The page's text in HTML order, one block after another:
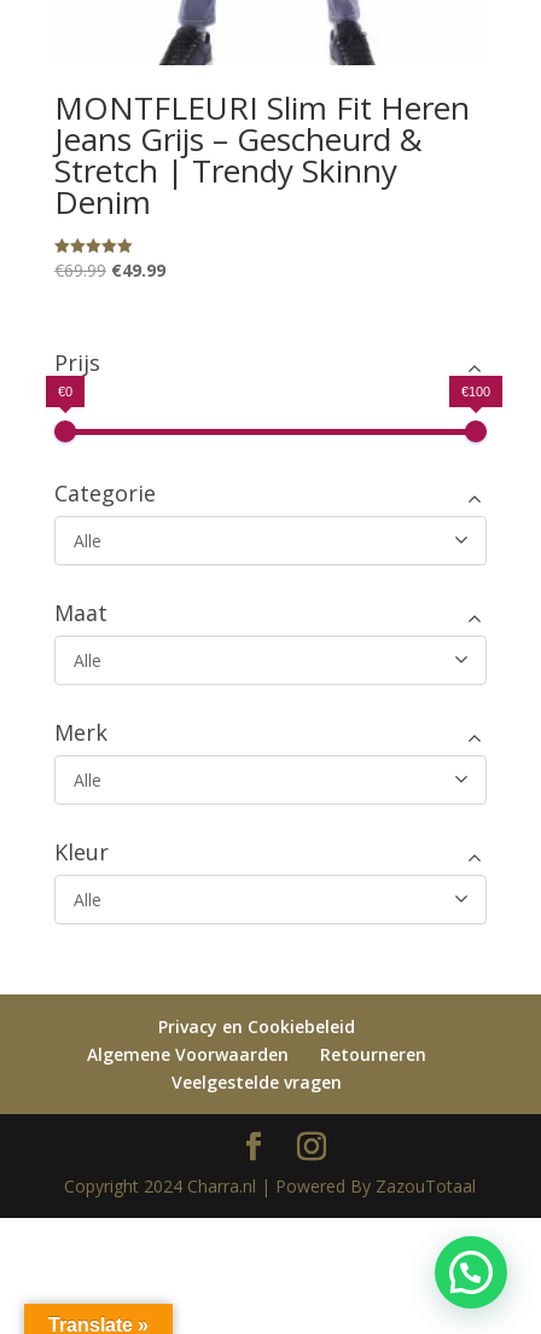
MONTFLEURI Slim Fit Heren
Jeans Grijs – Gescheurd &
Stretch | Trendy Skinny
Denim
Gewaardeerd
5.00
€69.99 Oorspronkelijke
€49.99Huidige
Prijs
€0 €100
Categorie
Alle
Maat
Alle
Merk
Alle
Kleur
Alle
Privacy en Cookiebeleid
Algemene Voorwaarden
Retourneren
Veelgestelde vragen
Copyright 2024 Charra.nl | Powered By ZazouTotaal
Translate »